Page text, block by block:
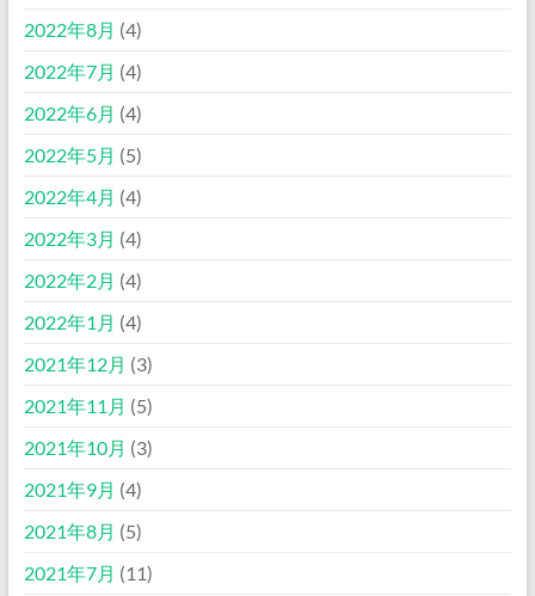
2022年8月 (4)
2022年7月 (4)
2022年6月 (4)
2022年5月 (5)
2022年4月 (4)
2022年3月 (4)
2022年2月 (4)
2022年1月 (4)
2021年12月 (3)
2021年11月 (5)
2021年10月 (3)
2021年9月 (4)
2021年8月 (5)
2021年7月 (11)